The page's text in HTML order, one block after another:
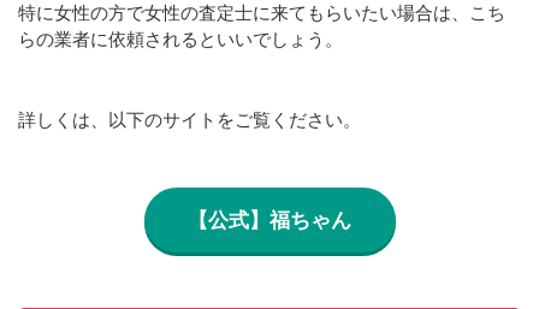
特に女性の方で女性の査定士に来てもらいたい場合は、こち
らの業者に依頼されるといいでしょう。
詳しくは、以下のサイトをご覧ください。
【公式】福ちゃん